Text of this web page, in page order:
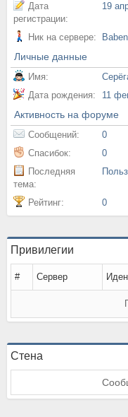
Дата
регистрации:
19
Ник на сервере:
Личные данные
Имя:
Дата рождения:
11
Активность на форуме
Сообщений:
0
Спасибок:
0
Последняя
тема:
Рейтинг: 0
Привилегии
# Сервер
Стена